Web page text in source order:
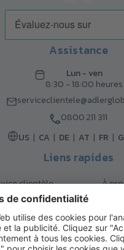
Assistance
Lun - ven
8:30 - 18:00 heures
0800 211 311
US
CA DE AT FR
Liens rapides
clientèle
À
Retours
Contact
Garanties